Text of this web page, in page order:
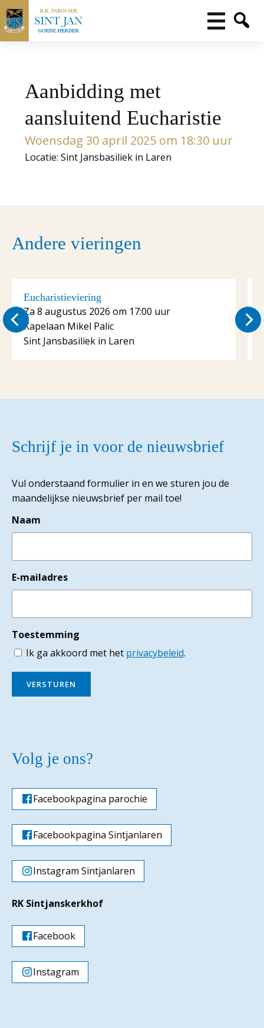
Aanbidding met
aansluitend Eucharistie
Woensdag 30 april 2025 om 18:30 uur
Locatie: Sint Jansbasiliek in Laren
Andere vieringen
Eucharistieviering
Za 8 augustus 2026 om 17:00 uur
Kapelaan Mikel Palic
Sint Jansbasiliek in Laren
Schrijf je in voor de nieuwsbrief
Vul onderstaand formulier in en we sturen jou de
maandelijkse nieuwsbrief per mail toe!
Naam
E-mailadres
Toestemming
Ik ga akkoord met het privacybeleid.
VERSTUREN
Volg je ons?
Facebookpagina parochie
Facebookpagina Sintjanlaren
Instagram Sintjanlaren
RK Sintjanskerkhof
Facebook
Instagram